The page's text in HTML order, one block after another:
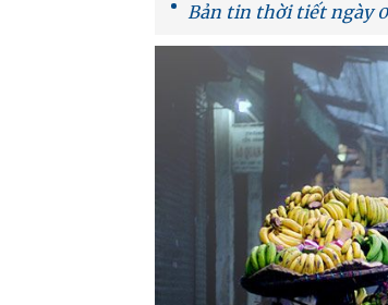
Vương Thành Công: Khi việc học
Chấn chỉnh hoạt động kinh doanh
Bản tin thời tiết ngày